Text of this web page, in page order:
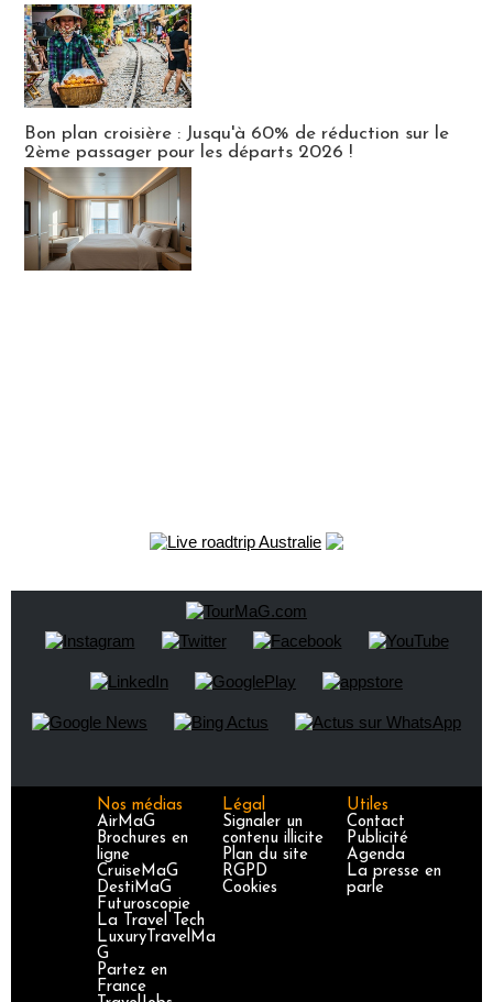
Bon plan croisière : Jusqu'à 60% de réduction sur le
2ème passager pour les départs 2026 !
Nos médias
AirMaG
Brochures en
ligne
CruiseMaG
DestiMaG
Futuroscopie
La Travel Tech
LuxuryTravelMa
G
Partez en
France
Légal
Signaler un
contenu illicite
Plan du site
RGPD
Cookies
Utiles
Contact
Publicité
Agenda
La presse en
parle